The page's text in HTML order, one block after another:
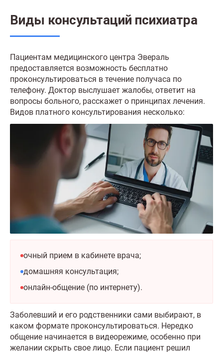
Виды консультаций психиатра
Пациентам медицинского центра Эвераль
предоставляется возможность бесплатно
проконсультироваться в течение получаса по
телефону. Доктор выслушает жалобы, ответит на
вопросы больного, расскажет о принципах лечения.
Видов платного консультирования несколько:
очный прием в кабинете врача;
домашняя консультация;
онлайн-общение (по интернету).
Заболевший и его родственники сами выбирают, в
каком формате проконсультироваться. Нередко
общение начинается в видеорежиме, особенно при
желании скрыть свое лицо. Если пациент решил